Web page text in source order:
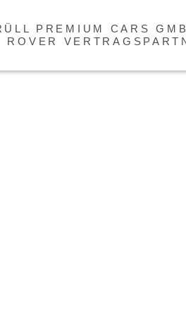
PREMIUM CARS